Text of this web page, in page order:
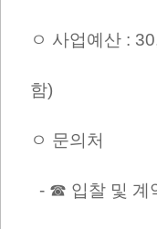
ㅇ 사업예산 :
함)
ㅇ 문의처
- ☎ 입찰 및 계